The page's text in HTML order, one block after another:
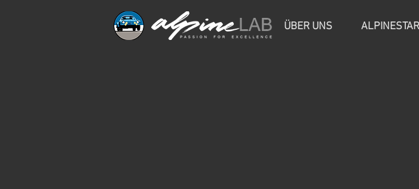
ÜBER UNS